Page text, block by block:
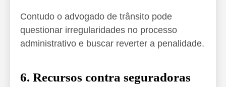
Contudo o advogado de trânsito pode
questionar irregularidades no processo
administrativo e buscar reverter a penalidade.
6. Recursos contra seguradoras